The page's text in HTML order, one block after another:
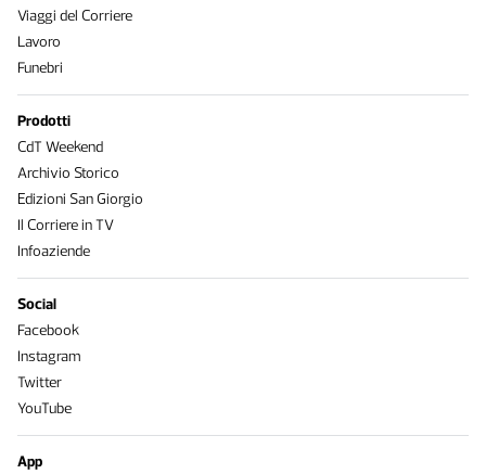
Viaggi del Corriere
Lavoro
Funebri
Prodotti
CdT Weekend
Archivio Storico
Edizioni San Giorgio
Il Corriere in TV
Infoaziende
Social
Facebook
Instagram
Twitter
YouTube
App